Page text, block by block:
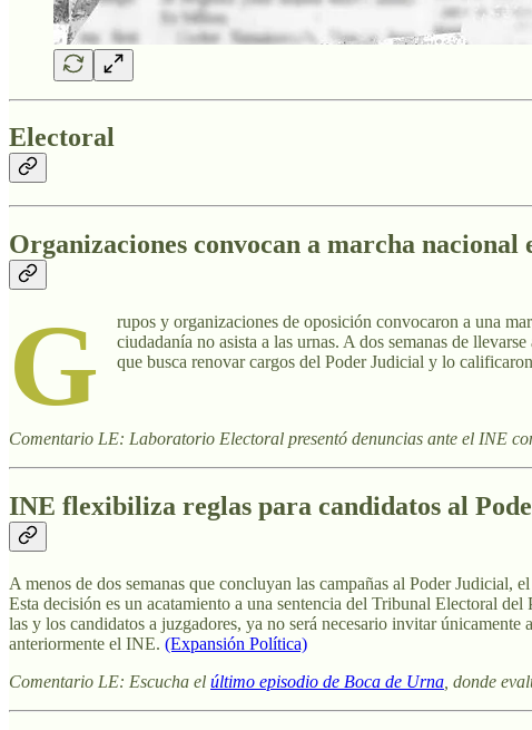
Electoral
Organizaciones convocan a marcha
G
rupos y organizaciones de oposición convocaron a una
ciudadanía no asista a las urnas. A dos semanas de
que busca renovar cargos del Poder Judicial y lo
Comentario LE: Laboratorio Electoral presentó denuncias ante el INE
INE flexibiliza reglas para candidatos al
A menos de dos semanas que concluyan las campañas al Poder
Esta decisión es un acatamiento a una sentencia del Tribunal Electoral
las y los candidatos a juzgadores, ya no será necesario invitar
anteriormente el INE. (Expansión Política)
Comentario LE: Escucha el último episodio de Boca de Urna , donde